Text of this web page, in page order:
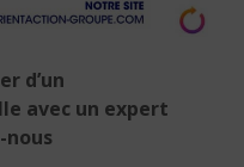
d’un
avec un expert
nous